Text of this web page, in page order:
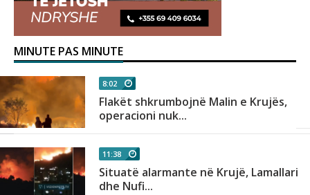
MINUTE PAS MINUTE
8:02
Flakët shkrumbojnë Malin e Krujës,
operacioni nuk...
11:38
Situatë alarmante në Krujë, Lamallari
dhe Nufi...